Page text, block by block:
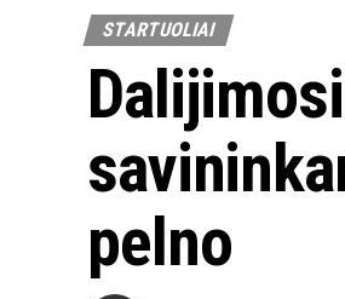
STARTUOLIAI
pelno